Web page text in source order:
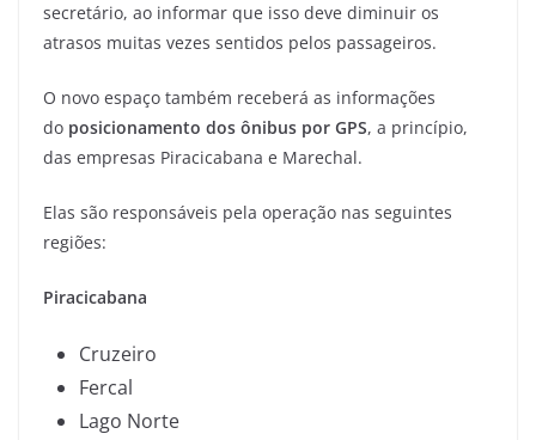
secretário, ao informar que isso deve diminuir os
atrasos muitas vezes sentidos pelos passageiros.
O novo espaço também receberá as informações
do posicionamento dos ônibus por GPS, a princípio,
das empresas Piracicabana e Marechal.
Elas são responsáveis pela operação nas seguintes
regiões:
Piracicabana
Cruzeiro
Fercal
Lago Norte